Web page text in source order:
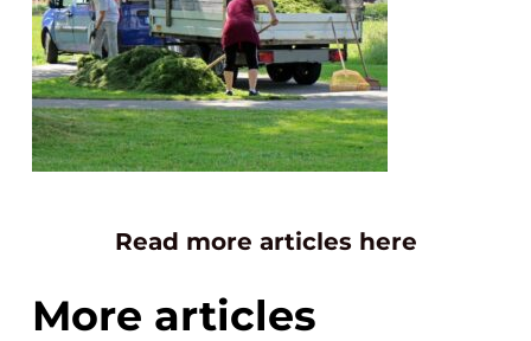
Read more articles here
More articles